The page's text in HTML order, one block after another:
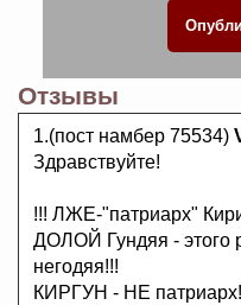
Отзывы
1.(пост намбер 75534)
Здравствуйте!
!!! ЛЖЕ-"патриарх"
ДОЛОЙ Гундяя - этого
негодяя!!!
КИРГУН - НЕ